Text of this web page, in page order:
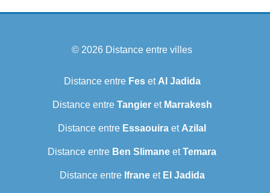
© 2026 Distance entre villes
Distance entre Feset Al Jadida
Distance entre Tangieret Marrakesh
Distance entre Essaouira et Azilal
Distance entre Ben Slimane etTemara
Distance entre Ifraneet El Jadida